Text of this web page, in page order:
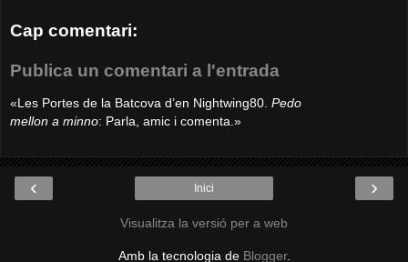
Cap comentari:
Publica un comentari a l'entrada
«Les Portes de la Batcova d’en Nightwing80. Pedo
mellon a minno: Parla, amic i comenta.»
‹ ›
Inici
Visualitza la versió per a web
Amb la tecnologia de Blogger.